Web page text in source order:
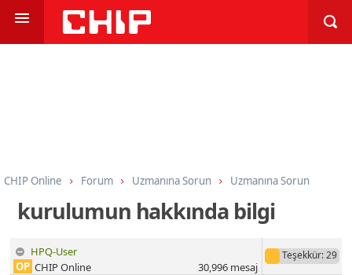
CHIP Online Forum Uzmanına Sorun Uzmanına Sorun
kurulumun hakkında bilgi
HPQ-User
OP CHIP Online
Teşekkür: 29
30,996mesaj